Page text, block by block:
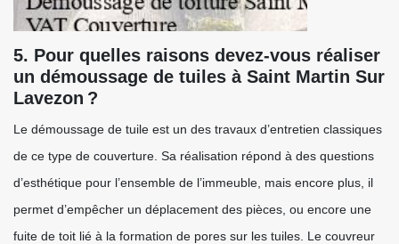
5. Pour quelles raisons devez-vous réaliser
un démoussage de tuiles à Saint Martin Sur
Lavezon ?
Le démoussage de tuile est un des travaux d’entretien classiques
de ce type de couverture. Sa réalisation répond à des questions
d’esthétique pour l’ensemble de l’immeuble, mais encore plus, il
permet d’empêcher un déplacement des pièces, ou encore une
fuite de toit lié à la formation de pores sur les tuiles. Le couvreur